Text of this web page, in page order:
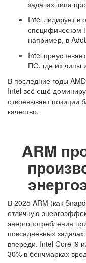
задачах типа
Intel лидирует в
специфическом
например, в
Intel
ПО, где их чипы
В последние годы
Intel всё ещё
отвоевывает позиции
качество.
ARM
В 2025 ARM (как
отличную
энергопотребления
повседневных
впереди. Intel Core i9
30% в бенчмарках